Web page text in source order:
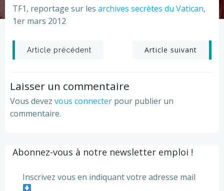
TF1, reportage sur les archives secrètes du Vatican,
1er mars 2012
Post
navigation
Article précédent
Post
navigation
Article suivant
Laisser un commentaire
Vous devez vous connecter pour publier un
commentaire.
Abonnez-vous à notre newsletter emploi !
Inscrivez vous en indiquant votre adresse mail